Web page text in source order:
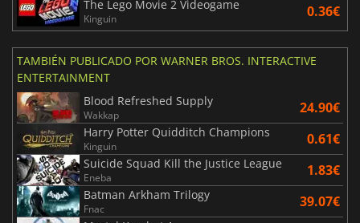
The Lego Movie 2 Videogame
Kinguin 0.36€
TAMBIÉN PUBLICADO POR WARNER BROS. INTERACTIVE
ENTERTAINMENT
Blood Refreshed Supply
Wakkap 24.90€
Harry Potter Quidditch Champions
Kinguin 0.61€
Suicide Squad Kill the Justice League
Eneba 1.83€
Batman Arkham Trilogy
Fnac 39.07€